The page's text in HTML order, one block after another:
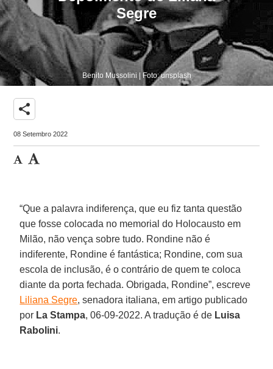
Segre
Benito Mussolini | Foto: unsplash
share
08 Setembro 2022
“Que a palavra indiferença, que eu fiz tanta questão
que fosse colocada no memorial do Holocausto em
Milão, não vença sobre tudo. Rondine não é
indiferente, Rondine é fantástica; Rondine, com sua
escola de inclusão, é o contrário de quem te coloca
diante da porta fechada. Obrigada, Rondine”, escreve
Liliana Segre, senadora italiana, em artigo publicado
por La Stampa, 06-09-2022. A tradução é de Luisa
Rabolini.